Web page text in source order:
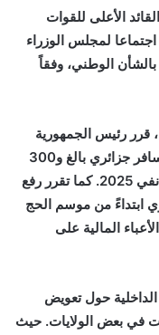
الأعلى للقوات
اجتماعا لمجلس الوزراء
الوطني، وفقاً
رئيس الجمهورية
رفع المنحة السياحية إلى 750 أورو لكل مسافر جزائري بالغ و300
أورو لكل مسافر جزائري قاصر، بدءًا من جانفي 2025. كما تقرر رفع
حاج جزائري ابتداءً من موسم الحج
المالية على
حول تعويض
في بعض الولايات. حيث